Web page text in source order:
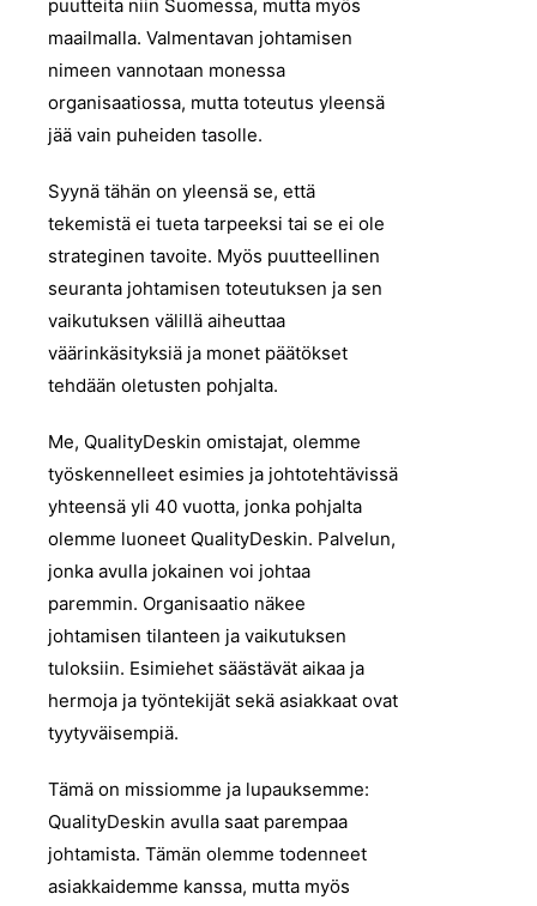
puutteita niin Suomessa, mutta myös
maailmalla. Valmentavan johtamisen
nimeen vannotaan monessa
organisaatiossa, mutta toteutus yleensä
jää vain puheiden tasolle.
Syynä tähän on yleensä se, että
tekemistä ei tueta tarpeeksi tai se ei ole
strateginen tavoite. Myös puutteellinen
seuranta johtamisen toteutuksen ja sen
vaikutuksen välillä aiheuttaa
väärinkäsityksiä ja monet päätökset
tehdään oletusten pohjalta.
Me, QualityDeskin omistajat, olemme
työskennelleet esimies ja johtotehtävissä
yhteensä yli 40 vuotta, jonka pohjalta
olemme luoneet QualityDeskin. Palvelun,
jonka avulla jokainen voi johtaa
paremmin. Organisaatio näkee
johtamisen tilanteen ja vaikutuksen
tuloksiin. Esimiehet säästävät aikaa ja
hermoja ja työntekijät sekä asiakkaat ovat
tyytyväisempiä.
Tämä on missiomme ja lupauksemme:
QualityDeskin avulla saat parempaa
johtamista. Tämän olemme todenneet
asiakkaidemme kanssa, mutta myös